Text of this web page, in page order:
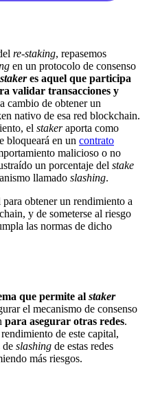
re-staking, repasemos
en un protocolo de consenso
stakeres aquel que participa
validar transacciones y
a cambio de obtener un
nativo de esa red blockchain.
el stakeraporta como
bloqueará en un contrato
malicioso o no
un porcentaje del stake
llamado slashing.
obtener un rendimiento a
y de someterse al riesgo
las normas de dicho
que permite al staker
el mecanismo de consenso
para asegurar otras redes.
de este capital,
de slashing de estas redes
más riesgos.